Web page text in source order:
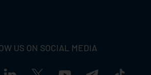
US ON SOCIAL MEDIA